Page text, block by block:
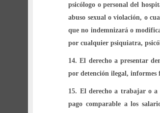
psicólogo o personal del
abuso sexual o violación, o
que no indemnizará o
por cualquier psiquiatra,
14. El derecho a presentar
por detención ilegal, informes
15. El derecho a trabajar o a
pago comparable a los